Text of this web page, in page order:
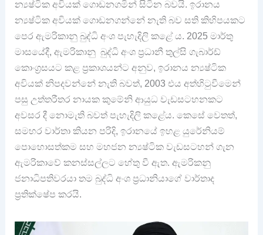
න්‍යෂ්ටික අවියක් ගොඩනගමින් සිටින බවයි. ඉරානය
න්‍යෂ්ටික අවියක් ගොඩනගන්නේ නැති බව සති කිහිපයකට
පෙර ඇමරිකානු බුද්ධි අංශ පැහැදිලි කළේ ය. 2025 මාර්තු
මාසයේදී, ඇමරිකානු බුද්ධි අංශ ප්‍රධානී තුල්සි ගැබාර්ඩ්
කොංග්‍රසයට කළ ප්‍රකාශයන්ට අනුව, ඉරානය න්‍යෂ්ටික
අවියක් නිපදවන්නේ නැති බවත්, 2003 එය අත්හිටුවීමෙන්
පසු උත්තරීතර නායක කුමේනි ආයුධ වැඩසටහනකට
අවසර දී නොමැති බවත් පැහැදිලි කළේය. කෙසේ වෙතත්,
සමහර වාර්තා කියන පරිදි, ඉරානයේ ඉහළ යුරේනියම්
පොහොසත්කම සහ මහජන න්‍යෂ්ටික වැඩසටහන් ගැන
ඇමරිකාවේ කනස්සල්ලට හේතු වී ඇත. ඇමරිකනු
ජනාධිපතිවරයා තම බුද්ධි අංශ ප්‍රධානියාගේ වාර්තාද
ප්‍රතික්ෂේප කරයි.